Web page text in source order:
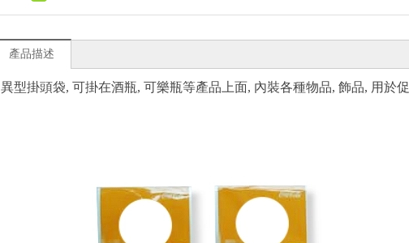
產品描述
異型掛頭袋, 可掛在酒瓶, 可樂瓶等產品上面, 內裝各種物品, 飾品, 用於促